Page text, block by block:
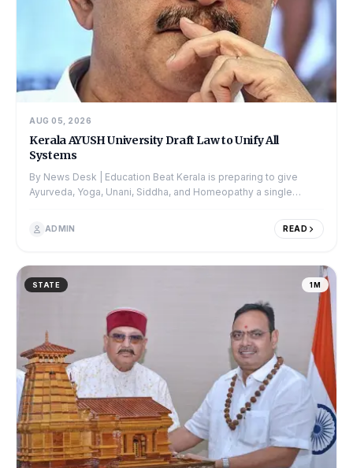
AUG 05, 2026
Kerala AYUSH University Draft Law to Unify All
Systems
By News Desk | Education Beat Kerala is preparing to give
Ayurveda, Yoga, Unani, Siddha, and Homeopathy a single
ADMIN READ
STATE 1M